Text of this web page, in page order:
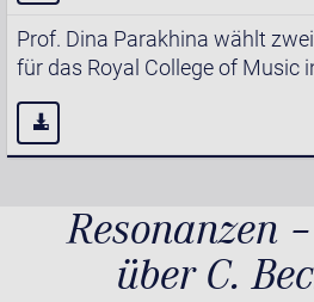
Prof. Dina Parakhina wählt
für das Royal College of Music
Resonanzen
über C.